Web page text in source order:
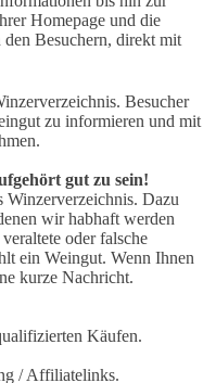
Homepage und die
Besuchern, direkt mit
Besucher
zu informieren und mit
gut zu sein!
Dazu
wir habhaft werden
oder falsche
ein Weingut. Wenn Ihnen
kurze Nachricht.
Käufen.
/ Affiliatelinks.